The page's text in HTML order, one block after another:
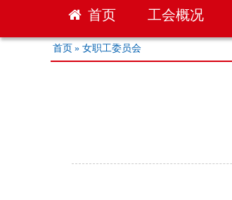
首页 工会概况
首页 » 女职工委员会